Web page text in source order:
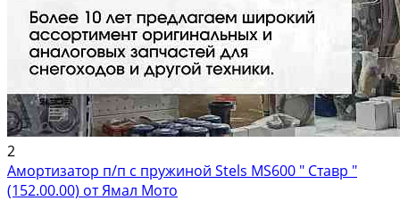
2
Амортизатор п/п с пружиной Stels MS600 " Ставр "
(152.00.00) от Ямал Мото